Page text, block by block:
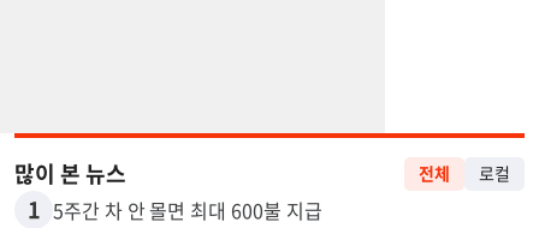
많이 본 뉴스 전체 로컬
1 5주간 차 안 몰면 최대 600불 지급